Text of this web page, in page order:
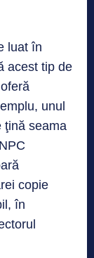
luat în
acest tip de
unul
ţină seama
copie
în